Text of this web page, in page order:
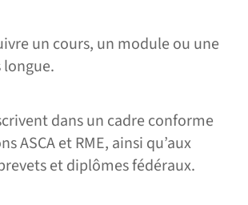
un cours, un module ou une
dans un cadre conforme
ASCA et RME, ainsi qu’aux
et diplômes fédéraux.